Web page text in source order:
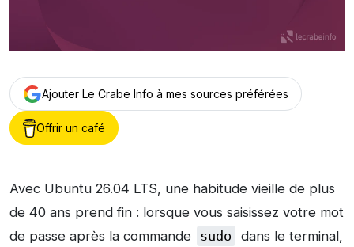
Ajouter Le Crabe Info à mes sources préférées
Offrir un café
Avec Ubuntu 26.04 LTS, une habitude vieille de plus
de 40 ans prend fin : lorsque vous saisissez votre mot
de passe après la commande sudo
dans le terminal,